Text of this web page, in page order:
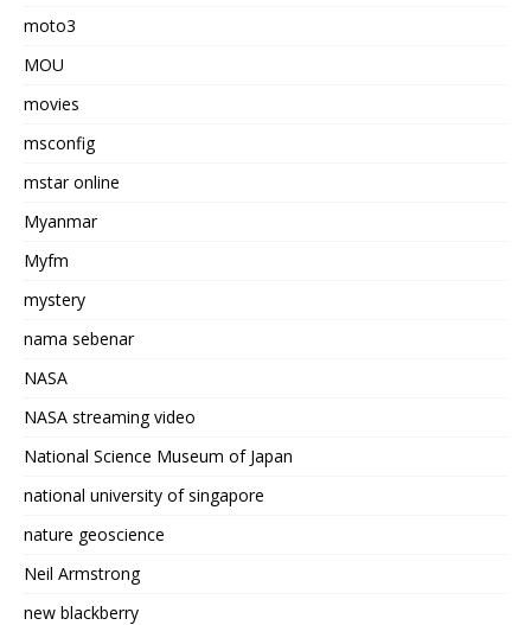
moto3
MOU
movies
msconfig
mstar online
Myanmar
Myfm
mystery
nama sebenar
NASA
NASA streaming video
National Science Museum of Japan
national university of singapore
nature geoscience
Neil Armstrong
new blackberry